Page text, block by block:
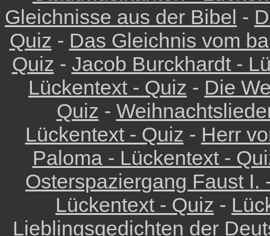
Gleichnisse aus der Bibel -
Quiz - Das Gleichnis vom
Quiz - Jacob Burckhardt -
Lückentext - Quiz - Die
Quiz -
Lückentext - Quiz - Herr
Paloma - Lückentext -
Osterspaziergang Faust I.
Lückentext - Quiz -
Lieblingsgedichten der